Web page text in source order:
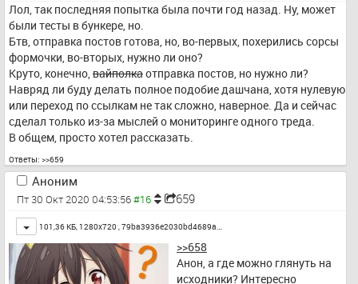
Лол, так последняя попытка была почти год назад. Ну, может
были тесты в бункере, но.
Бтв, отправка постов готова, но, во-первых, похерились сорсы
формочки, во-вторых, нужно ли оно?
Круто, конечно, вайполка отправка постов, но нужно ли?
Навряд ли буду делать полное подобие дашчана, хотя нулевую
или переход по ссылкам не так сложно, наверное. Да и сейчас
сделал только из-за мыслей о мониторинге одного треда.
В общем, просто хотел рассказать.
Ответы: >>659
Аноним
Пт 30 Окт 2020 04:53:56 659
Toggle
101,36 КБ, 1280x720 ,79ba3936e2030bd4689a…
>>658
Анон, а где можно глянуть на
исходники? Интересно